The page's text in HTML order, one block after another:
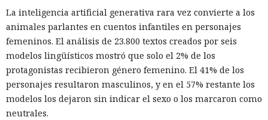
La inteligencia artificial generativa rara vez convierte a los
animales parlantes en cuentos infantiles en personajes
femeninos. El análisis de 23.800 textos creados por seis
modelos lingüísticos mostró que solo el 2% de los
protagonistas recibieron género femenino. El 41% de los
personajes resultaron masculinos, y en el 57% restante los
modelos los dejaron sin indicar el sexo o los marcaron como
neutrales.